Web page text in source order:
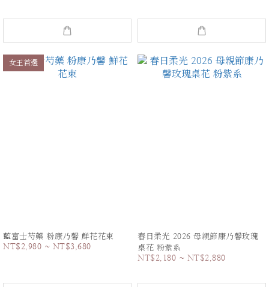
女王首選
藍富士芍藥 粉康乃馨 鮮花花束
NT$2,980 ~ NT$3,680
春日柔光 2026 母親節康乃馨玫瑰
桌花 粉紫系
NT$2,180 ~ NT$2,880